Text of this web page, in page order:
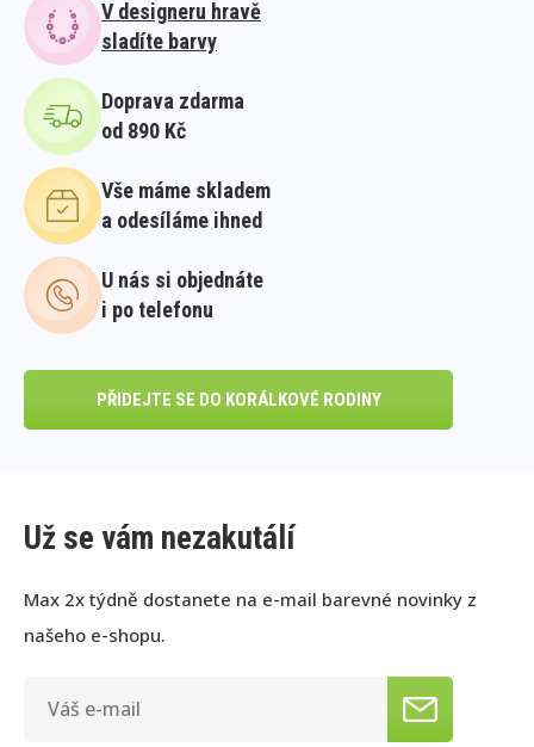
V designeru hravě
sladíte barvy
Doprava zdarma
od 890 Kč
Vše máme skladem
a odesíláme ihned
U nás si objednáte
i po telefonu
PŘIDEJTE SE DO KORÁLKOVÉ RODINY
Už se vám nezakutálí
Max 2x týdně dostanete na e-mail barevné novinky z
našeho e-shopu.